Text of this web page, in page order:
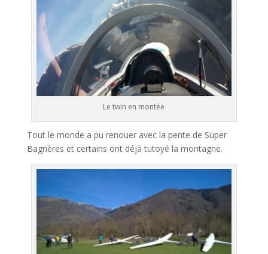
Le twin en montée
Tout le monde a pu renouer avec la pente de Super
Bagnères et certains ont déjà tutoyé la montagne.